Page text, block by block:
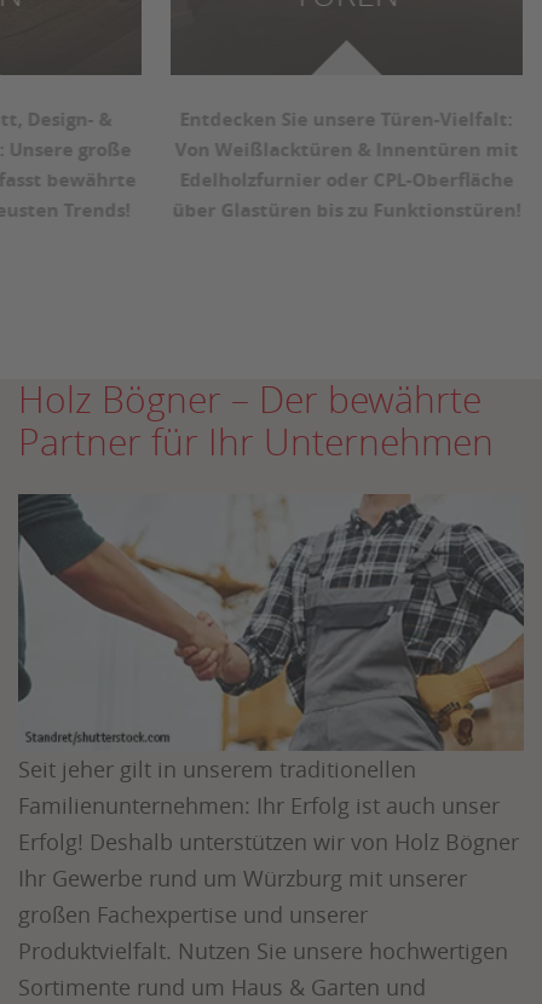
Entdecken Sie unsere Türen-Vielfalt:
Von Weißlacktüren & Innentüren mit
Edelholzfurnier oder CPL-Oberfläche
über Glastüren bis zu Funktionstüren!
Holz Bögner – Der bewährte
Partner für Ihr Unternehmen
Seit jeher gilt in unserem traditionellen
Familienunternehmen: Ihr Erfolg ist auch unser
Erfolg! Deshalb unterstützen wir von Holz Bögner
Ihr Gewerbe rund um Würzburg mit unserer
großen Fachexpertise und unserer
Produktvielfalt. Nutzen Sie unsere hochwertigen
Sortimente rund um Haus & Garten und